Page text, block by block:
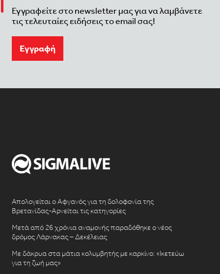
Εγγραφείτε στο newsletter μας για να λαμβάνετε
τις τελευταίες ειδήσεις το email σας!
Eγγραφή
Απολογείται ο Αφγανός για τη δολοφονία της
Βρετανίδας-Αρνείται τις κατηγορίες
Μετά από 26 χρόνια αναμονής παραδόθηκε ο νέος
δρόμος Λάρνακας – Δεκέλειας
Με δάκρυα στα μάτια κολυμβητής με καρκίνο: «Ικετεύω
για τη ζωή μας»